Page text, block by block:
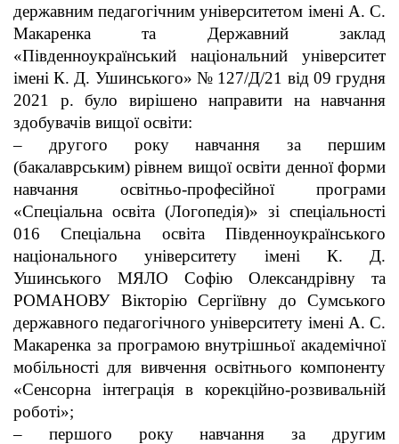
державним педагогічним університетом імені А. С.
Макаренка та Державний заклад
«Південноукраїнський національний університет
імені К. Д. Ушинського» № 127/Д/21 від 09 грудня
2021 р. було вирішено направити на навчання
здобувачів вищої освіти:
– другого року навчання за першим
(бакалаврським) рівнем вищої освіти денної форми
навчання освітньо-професійної програми
«Спеціальна освіта (Логопедія)» зі спеціальності
016 Спеціальна освіта Південноукраїнського
національного університету імені К. Д.
Ушинського МЯЛО Софію Олександрівну та
РОМАНОВУ Вікторію Сергіївну до Сумського
державного педагогічного університету імені А. С.
Макаренка за програмою внутрішньої академічної
мобільності для вивчення освітнього компоненту
«Сенсорна інтеграція в корекційно-розвивальній
роботі»;
– першого року навчання за другим